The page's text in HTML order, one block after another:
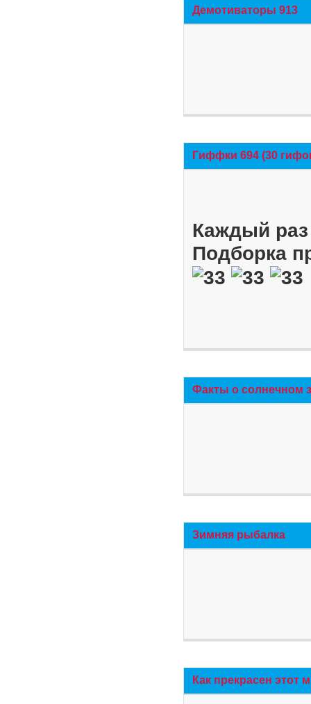
Демотиваторы 913
Гиффки 694 (30
Каждый
Подборка
Факты о солнечном
Зимняя рыбалка
Как прекрасен этот